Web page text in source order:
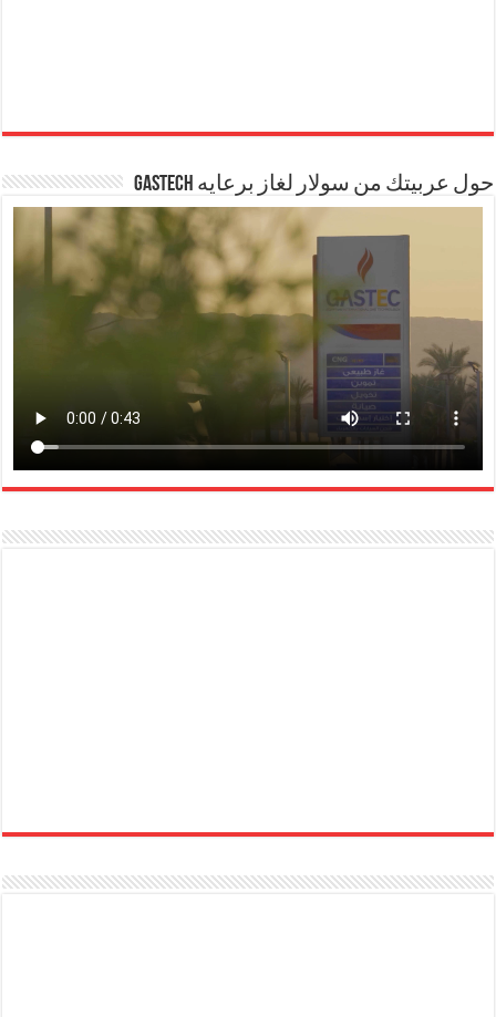
حول عربيتك من سولار لغاز برعايه GASTECH